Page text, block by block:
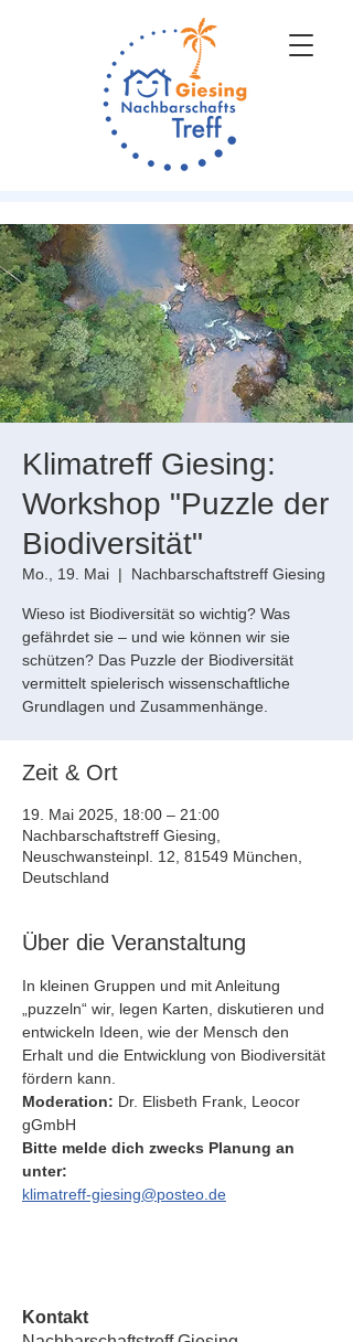
Klimatreff Giesing:
Workshop "Puzzle der
Biodiversität"
Mo., 19. Mai
  |
Nachbarschaftstreff Giesing
Wieso ist Biodiversität so wichtig? Was
gefährdet sie – und wie können wir sie
schützen? Das Puzzle der Biodiversität
vermittelt spielerisch wissenschaftliche
Grundlagen und Zusammenhänge.
Zeit & Ort
19. Mai 2025, 18:00 – 21:00
Nachbarschaftstreff Giesing,
Neuschwansteinpl. 12, 81549 München,
Deutschland
Über die Veranstaltung
In kleinen Gruppen und mit Anleitung
„puzzeln“ wir, legen Karten, diskutieren und
entwickeln Ideen, wie der Mensch den
Erhalt und die Entwicklung von Biodiversität
fördern kann.
Moderation: Dr. Elisbeth Frank, Leocor
gGmbH
Bitte melde dich zwecks Planung an
unter:
klimatreff-giesing@posteo.de
Kontakt